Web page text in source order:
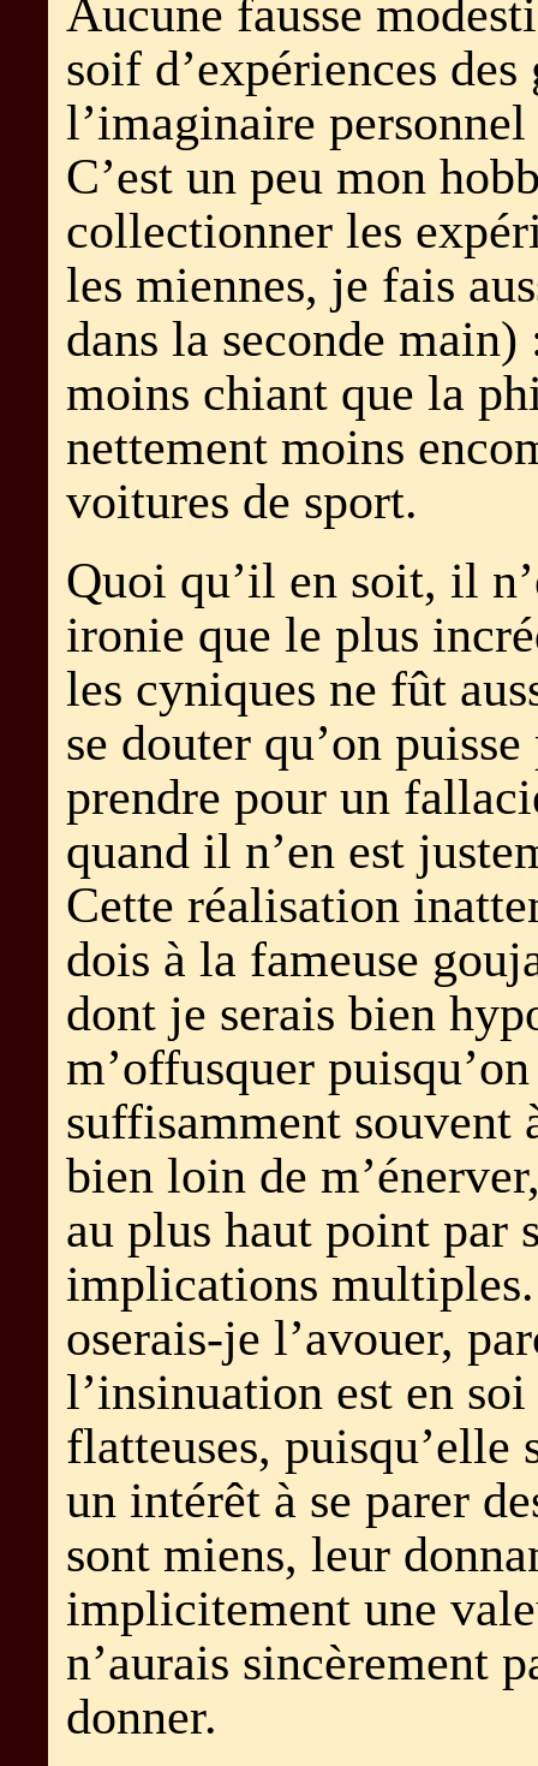
Aucune fausse
soif d’expériences des
l’imaginaire
C’est un peu mon
collectionner les
les miennes, je fais
dans la seconde
moins chiant que la
nettement moins
voitures de sport.
Quoi qu’il en soit, il
ironie que le plus
les cyniques ne fût
se douter qu’on
prendre pour un
quand il n’en est
Cette réalisation
dois à la fameuse
dont je serais bien
m’offusquer
suffisamment souvent
bien loin de
au plus haut point par
implications
oserais-je l’avouer,
l’insinuation est en soi
flatteuses, puisqu’elle
un intérêt à se parer
sont miens, leur
implicitement une
n’aurais sincèrement
donner.